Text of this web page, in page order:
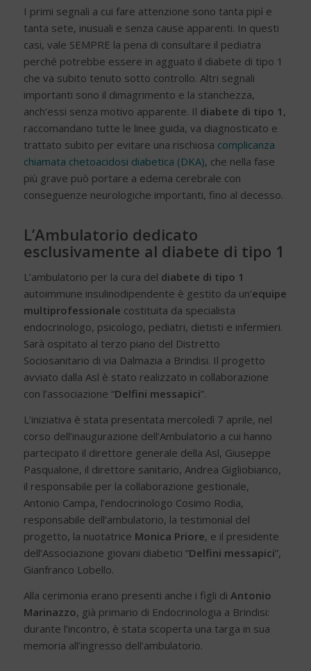
I primi segnali a cui fare attenzione sono tanta pipì e
tanta sete, inusuali e senza cause apparenti. In questi
casi, vale SEMPRE la pena di consultare il pediatra
perché potrebbe essere in agguato il diabete di tipo 1
che va subito tenuto sotto controllo. Altri segnali
importanti sono il dimagrimento e la stanchezza,
anch’essi senza motivo apparente. Il diabete di tipo 1 ,
raccomandano tutte le linee guida, va diagnosticato e
trattato subito per evitare una rischiosa complicanza
chiamata chetoacidosi diabetica (DKA), che nella fase
più grave può portare a edema cerebrale con
conseguenze neurologiche importanti, fino al decesso.
L’Ambulatorio dedicato
esclusivamente al diabete di tipo 1
L’ambulatorio per la cura del diabete di tipo 1
autoimmune insulinodipendente è gestito da un’equipe
multiprofessionale costituita da specialista
endocrinologo, psicologo, pediatri, dietisti e infermieri.
Sarà ospitato al terzo piano del Distretto
Sociosanitario di via Dalmazia a Brindisi. Il progetto
avviato dalla Asl è stato realizzato in collaborazione
con l’associazione “Delfini messapici”.
L’iniziativa è stata presentata mercoledì 7 aprile, nel
corso dell’inaugurazione dell’Ambulatorio a cui hanno
partecipato il direttore generale della Asl, Giuseppe
Pasqualone, il direttore sanitario, Andrea Gigliobianco,
il responsabile per la collaborazione gestionale,
Antonio Campa, l’endocrinologo Cosimo Rodia,
responsabile dell’ambulatorio, la testimonial del
progetto, la nuotatrice Monica Priore, e il presidente
dell’Associazione giovani diabetici “Delfini messapici”,
Gianfranco Lobello.
Alla cerimonia erano presenti anche i figli di Antonio
Marinazzo, già primario di Endocrinologia a Brindisi:
durante l’incontro, è stata scoperta una targa in sua
memoria all’ingresso dell’ambulatorio.